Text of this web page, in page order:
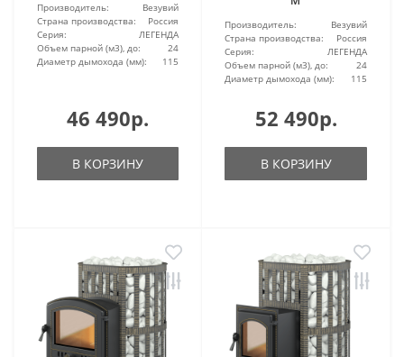
Производитель:
Везувий
Страна производства:
Россия
Серия:
ЛЕГЕНДА
Объем парной (м3), до:
24
Диаметр дымохода (мм):
115
46 490р.
В КОРЗИНУ
Производитель:
Везувий
Страна производства:
Россия
Серия:
ЛЕГЕНДА
Объем парной (м3), до:
24
Диаметр дымохода (мм):
115
52 490р.
В КОРЗИНУ